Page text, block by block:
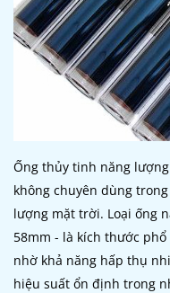
Ống thủy tinh năng
không chuyên dùng
lượng mặt trời. Loại ống
58mm - là kích thước
nhờ khả năng hấp thụ
hiệu suất ổn định trong